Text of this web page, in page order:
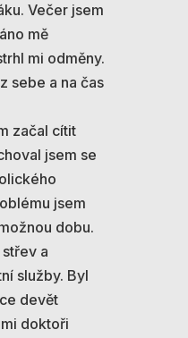
Večer jsem
mě
mi odměny.
sebe a na čas
začal cítit
jsem se
jsem
dobu.
a
služby. Byl
devět
doktoři